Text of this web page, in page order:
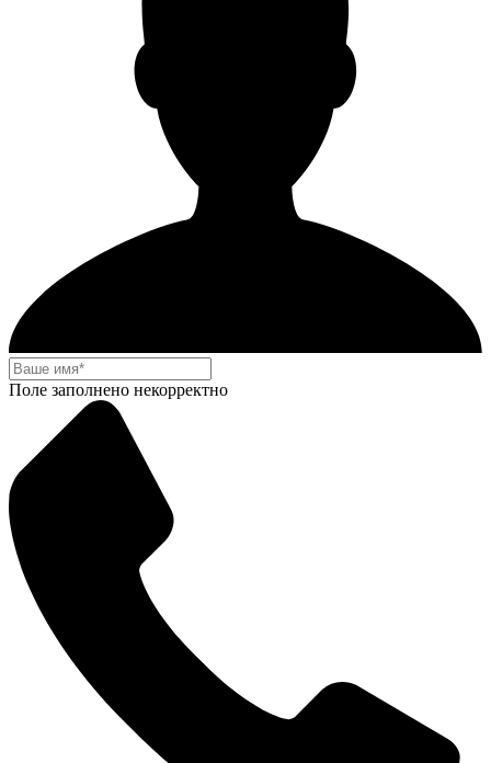
Поле заполнено некорректно